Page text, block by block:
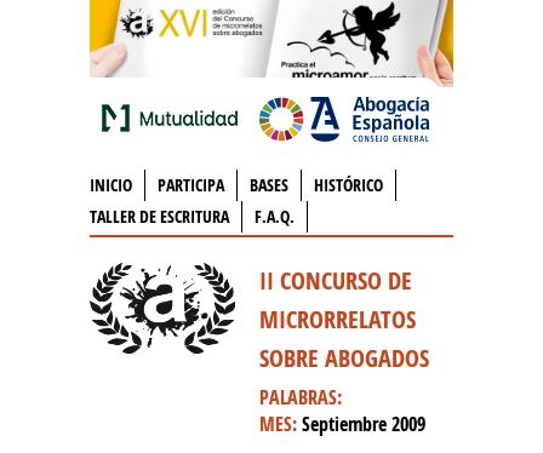
INICIO PARTICIPA BASES
HISTÓRICO
TALLER DE ESCRITURA
F.A.Q.
II CONCURSO DE
MICRORRELATOS
SOBRE ABOGADOS
PALABRAS:
MES:Septiembre 2009